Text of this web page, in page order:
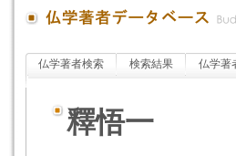
仏学著者検索 検索結果 仏学著
釋悟一